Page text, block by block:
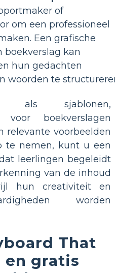
of
om een ​​professioneel
Een grafische
boekverslag kan
hun gedachten
woorden te
als sjablonen,
voor boekverslagen
relevante voorbeelden
te nemen, kunt u een
leerlingen begeleidt
van de inhoud
hun creativiteit en
worden
That
en gratis